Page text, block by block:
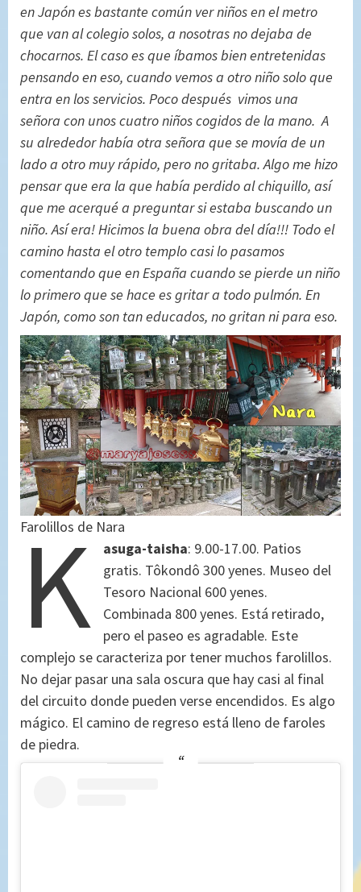
en Japón es bastante común ver niños en el metro
que van al colegio solos, a nosotras no dejaba de
chocarnos. El caso es que íbamos bien entretenidas
pensando en eso, cuando vemos a otro niño solo que
entra en los servicios. Poco después vimos una
señora con unos cuatro niños cogidos de la mano. A
su alrededor había otra señora que se movía de un
lado a otro muy rápido, pero no gritaba. Algo me hizo
pensar que era la que había perdido al chiquillo, así
que me acerqué a preguntar si estaba buscando un
niño. Así era! Hicimos la buena obra del día!!! Todo el
camino hasta el otro templo casi lo pasamos
comentando que en España cuando se pierde un niño
lo primero que se hace es gritar a todo pulmón. En
Japón, como son tan educados, no gritan ni para eso.
Farolillos de Nara
K asuga-taisha: 9.00-17.00. Patios
gratis. Tôkondô 300 yenes. Museo del
Tesoro Nacional 600 yenes.
Combinada 800 yenes. Está retirado,
pero el paseo es agradable. Este
complejo se caracteriza por tener muchos farolillos.
No dejar pasar una sala oscura que hay casi al final
del circuito donde pueden verse encendidos. Es algo
mágico. El camino de regreso está lleno de faroles
de piedra.